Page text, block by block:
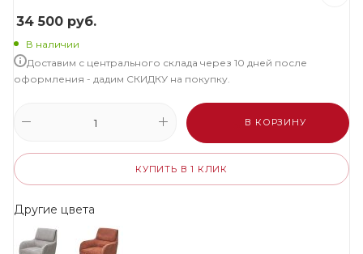
34 500 руб.
В наличии
Доставим с центрального склада через 10 дней после
оформления - дадим СКИДКУ на покупку.
В КОРЗИНУ
КУПИТЬ В 1 КЛИК
Другие цвета